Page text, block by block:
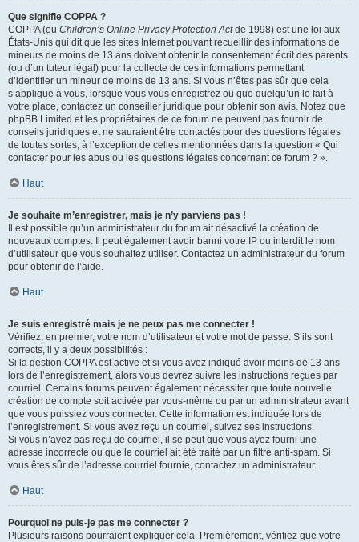
Que signifie COPPA ?
COPPA (ou Children’s Online Privacy Protection Actde 1998) est une loi aux
États-Unis qui dit que les sites Internet pouvant recueillir des informations de
mineurs de moins de 13 ans doivent obtenir le consentement écrit des parents
(ou d’un tuteur légal) pour la collecte de ces informations permettant
d’identifier un mineur de moins de 13 ans. Si vous n’êtes pas sûr que cela
s’applique à vous, lorsque vous vous enregistrez ou que quelqu’un le fait à
votre place, contactez un conseiller juridique pour obtenir son avis. Notez que
phpBB Limited et les propriétaires de ce forum ne peuvent pas fournir de
conseils juridiques et ne sauraient être contactés pour des questions légales
de toutes sortes, à l’exception de celles mentionnées dans la question « Qui
contacter pour les abus ou les questions légales concernant ce forum ? ».
Haut
Je souhaite m’enregistrer, mais je n’y parviens pas !
Il est possible qu’un administrateur du forum ait désactivé la création de
nouveaux comptes. Il peut également avoir banni votre IP ou interdit le nom
d’utilisateur que vous souhaitez utiliser. Contactez un administrateur du forum
pour obtenir de l’aide.
Haut
Je suis enregistré mais je ne peux pas me connecter !
Vérifiez, en premier, votre nom d’utilisateur et votre mot de passe. S’ils sont
corrects, il y a deux possibilités :
Si la gestion COPPA est active et si vous avez indiqué avoir moins de 13 ans
lors de l’enregistrement, alors vous devrez suivre les instructions reçues par
courriel. Certains forums peuvent également nécessiter que toute nouvelle
création de compte soit activée par vous-même ou par un administrateur avant
que vous puissiez vous connecter. Cette information est indiquée lors de
l’enregistrement. Si vous avez reçu un courriel, suivez ses instructions.
Si vous n’avez pas reçu de courriel, il se peut que vous ayez fourni une
adresse incorrecte ou que le courriel ait été traité par un filtre anti-spam. Si
vous êtes sûr de l’adresse courriel fournie, contactez un administrateur.
Haut
Pourquoi ne puis-je pas me connecter ?
Plusieurs raisons pourraient expliquer cela. Premièrement, vérifiez que votre